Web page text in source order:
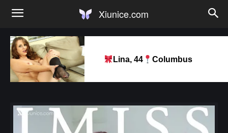
Xiunice.com
Lina, 44 Columbus